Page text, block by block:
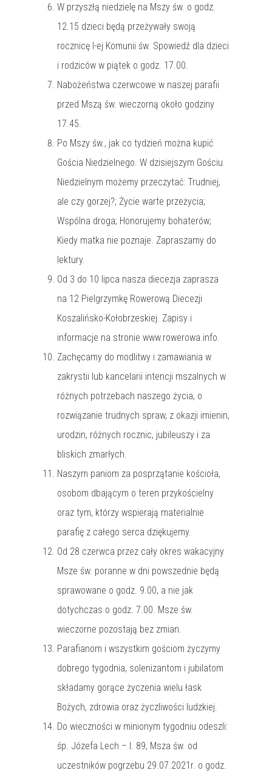
W przyszłą niedzielę na Mszy św. o godz.
12.15 dzieci będą przeżywały swoją
rocznicę I-ej Komunii św. Spowiedź dla dzieci
i rodziców w piątek o godz. 17.00.
Nabożeństwa czerwcowe w naszej parafii
przed Mszą św. wieczorną około godziny
17.45.
Po Mszy św., jak co tydzień można kupić
Gościa Niedzielnego. W dzisiejszym Gościu
Niedzielnym możemy przeczytać: Trudniej,
ale czy gorzej?; Życie warte przeżycia;
Wspólna droga; Honorujemy bohaterów;
Kiedy matka nie poznaje. Zapraszamy do
lektury.
Od 3 do 10 lipca nasza diecezja zaprasza
na 12 Pielgrzymkę Rowerową Diecezji
Koszalińsko-Kołobrzeskiej. Zapisy i
informacje na stronie www.rowerowa.info.
Zachęcamy do modlitwy i zamawiania w
zakrystii lub kancelarii intencji mszalnych w
różnych potrzebach naszego życia, o
rozwiązanie trudnych spraw, z okazji imienin,
urodzin, różnych rocznic, jubileuszy i za
bliskich zmarłych.
Naszym paniom za posprzątanie kościoła,
osobom dbającym o teren przykościelny
oraz tym, którzy wspierają materialnie
parafię z całego serca dziękujemy.
Od 28 czerwca przez cały okres wakacyjny
Msze św. poranne w dni powszednie będą
sprawowane o godz. 9.00, a nie jak
dotychczas o godz. 7.00. Msze św.
wieczorne pozostają bez zmian.
Parafianom i wszystkim gościom życzymy
dobrego tygodnia, solenizantom i jubilatom
składamy gorące życzenia wielu łask
Bożych, zdrowia oraz życzliwości ludzkiej.
Do wieczności w minionym tygodniu odeszli:
śp. Józefa Lech – l. 89, Msza św. od
uczestników pogrzebu 29.07.2021r. o godz.